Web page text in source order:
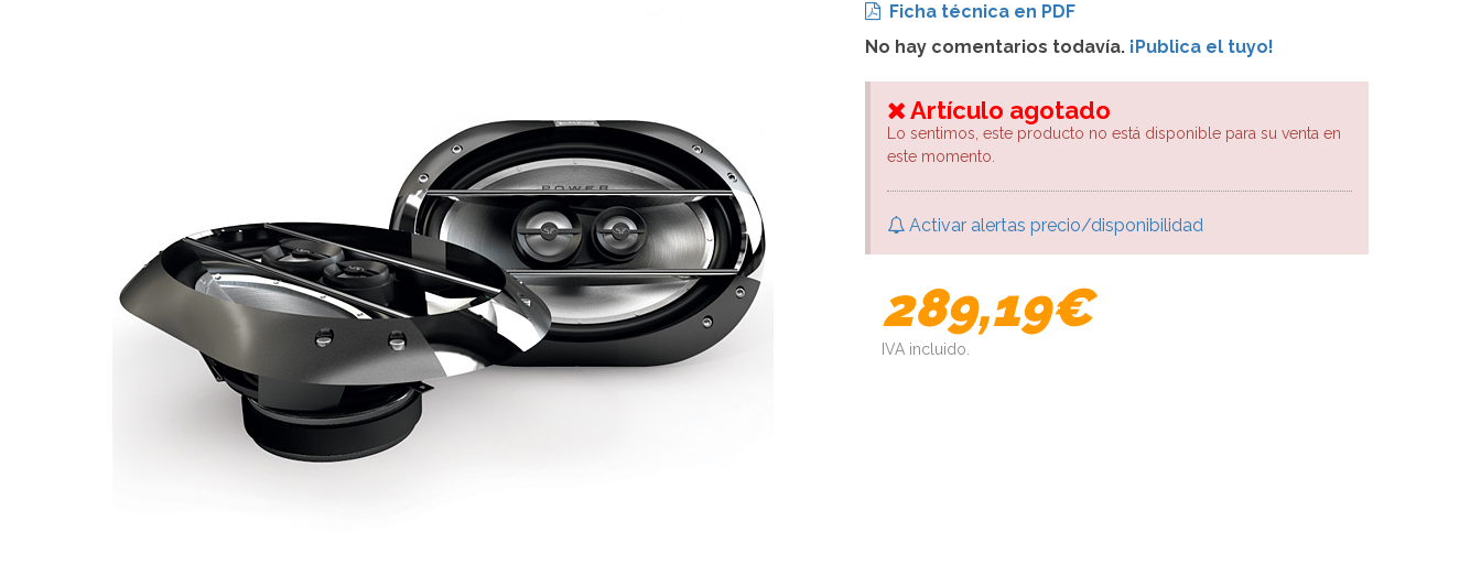
Ficha técnica en PDF
No hay comentarios todavía. ¡Publica el tuyo!
Artículo agotado
Lo sentimos, este producto no está disponible para su venta en
este momento.
Activar alertas precio/disponibilidad
289,19€
IVA incluido.